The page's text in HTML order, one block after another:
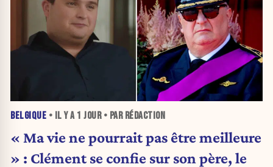
BELGIQUE • IL Y A 1 JOUR• PAR RÉDACTION
« Ma vie ne pourrait pas être meilleure
» : Clément se confie sur son père, le